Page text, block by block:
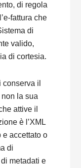
di regola
fattura che
di
valido,
di cortesia.
il
la sua
attive il
è l’XML
e accettato o
di
metadati e